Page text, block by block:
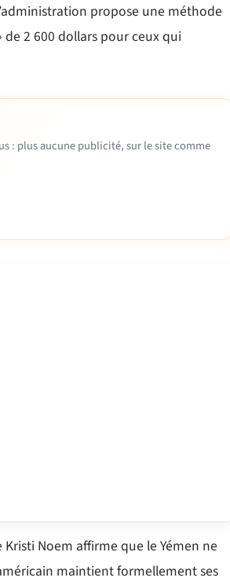
propose une méthode
2 600 dollars pour ceux qui
: plus aucune publicité, sur le site comme
Noem affirme que le Yémen ne
maintient formellement ses